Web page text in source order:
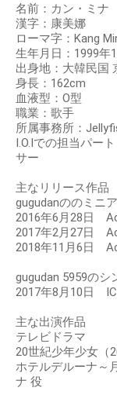
名前：カン・ミナ
漢字：康美娜
ローマ字：Kang
生年月日：1999年
出身地：大韓民国
身長：162cm
血液型：O型
職業：歌手
所属事務所：
I.O.Iでの担当パー
サー
主なリリース作品
gugudanののミニ
2016年6月28日
2017年2月27日
2018年11月6日
gugudan 5959のシ
2017年8月10日
主な出演作品
テレビドラマ
20世紀少年少女（
ホテルデルーナ～
ナ 役